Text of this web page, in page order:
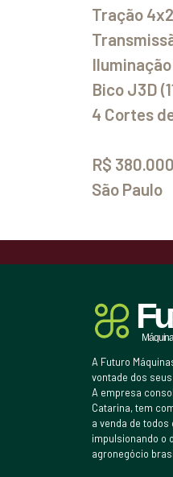
Tração 4x2
⁠Bico J3D
4 ⁠Cortes
R$
São Paulo
A Futuro Máquinas Agrícolas nasceu da
vontade dos
A empresa
Catarina, tem
a venda de
impulsionando o
agronegócio